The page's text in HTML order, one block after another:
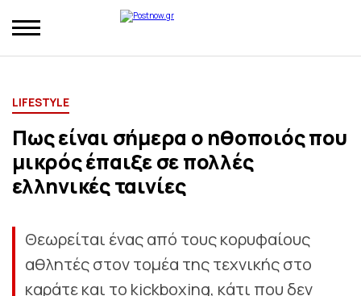
LIFESTYLE
Πως είναι σήμερα ο ηθοποιός που
μικρός έπαιξε σε πολλές
ελληνικές ταινίες
Θεωρείται ένας από τους κορυφαίους
αθλητές στον τομέα της τεχνικής στο
καράτε και το kickboxing, κάτι που δεν